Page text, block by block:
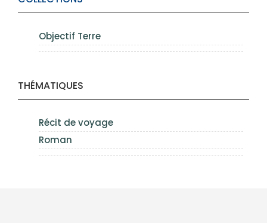
Objectif Terre
THÉMATIQUES
Récit de voyage
Roman